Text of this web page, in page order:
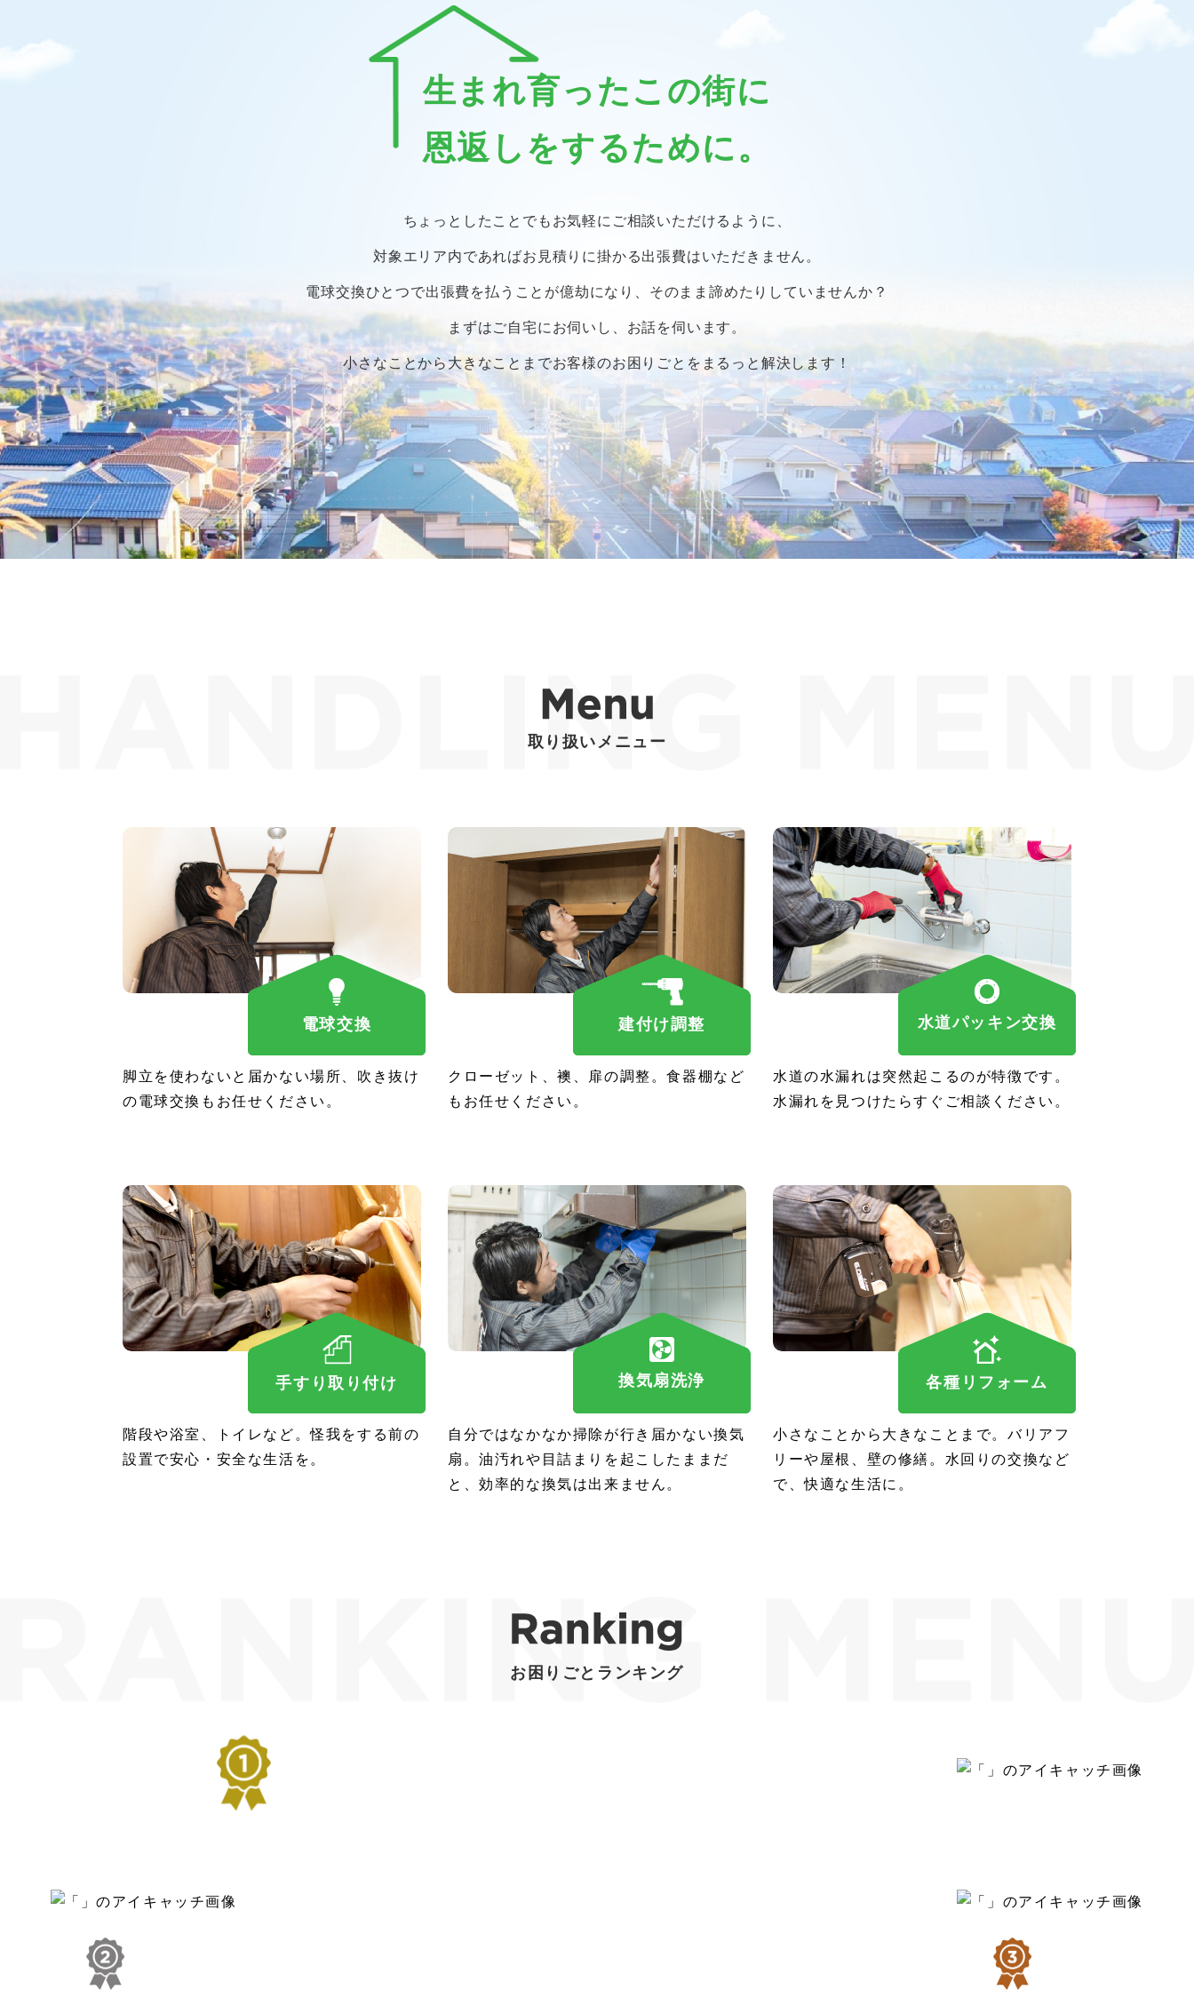
生まれ育ったこの街に
恩返しをするために。
ちょっとしたことでも お気軽にご相談いただけるように、
対象エリア内であればお見積りに掛かる出張費はいただきません。
電球交換ひとつで出張費を払うことが億劫になり、 そのまま諦めたりしていませんか？
まずはご自宅にお伺いし、お話を伺います。
小さなことから大きなことまでお客様のお困りごとをまるっと解決します！
取り扱いメニュー
電球交換
脚立を使わないと届かない場所、吹き抜け
の電球交換もお任せください。
建付け調整
クローゼット、襖、扉の調整。食器棚など
もお任せください。
水道パッキン交換
水道の水漏れは突然起こるのが特徴です。
水漏れを見つけたらすぐご相談ください。
手すり取り付け
階段や浴室、トイレなど。怪我をする前の
設置で安心・安全な生活を。
換気扇洗浄
自分ではなかなか掃除が行き届かない換気
扇。油汚れや目詰まりを起こしたままだ
と、効率的な換気は出来ません。
各種リフォーム
小さなことから大きなことまで。バリアフ
リーや屋根、壁の修繕。水回りの交換など
で、快適な生活に。
お困りごとランキング